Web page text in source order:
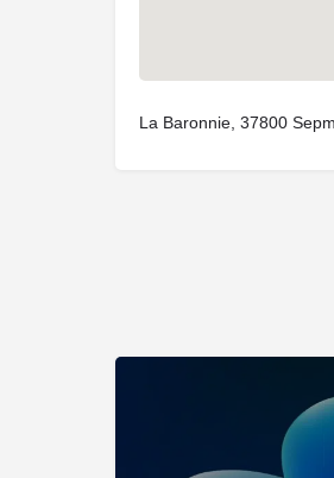
La Baronnie, 37800